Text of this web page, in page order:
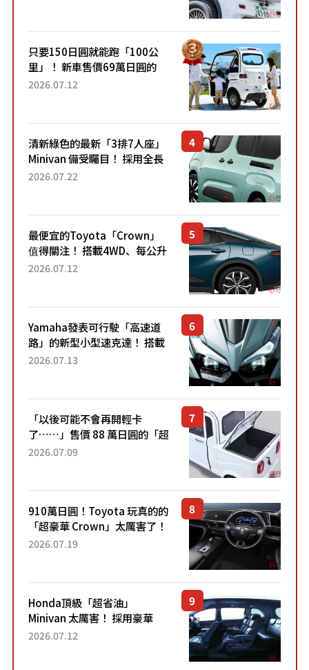
只要150日圓就能跑「100公
里」！ 新車售價69萬日圓的
「3人座」Trike大受歡迎！ 順
2026.07.12
清新綠色的最新「3排7人座」
Minivan 備受矚目！ 採用全長
4.7公尺剛剛好的車身尺寸與
2026.07.22
最便宜的Toyota「Crown」
值得關注！ 搭載4WD、每公升
22.4公里低油耗表現超亮眼！
2026.07.12
Yamaha發表可行駛「高速道
路」的新型小型速克達！ 搭載
能享受超強勁「渦輪感」的動
2026.07.13
「以後可能不會再開輕卡
了……」售價 88 萬日圓的「超
迷你輕型貨車」引發兩極評
了！...
2026.07.09
910萬日圓！Toyota 玩真的的
「超豪華 Crown」太厲害了！
採用由「匠人技藝」打造的
2026.07.19
Honda頂級「超省油」
Minivan 太厲害！ 採用豪華
「真皮座椅」與專屬「黑色內
2026.07.12